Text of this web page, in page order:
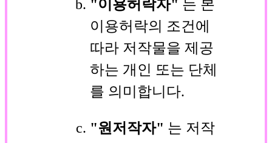
"이용허락자" 는 본
이용허락의 조건에
따라 저작물을 제공
하는 개인 또는 단체
를 의미합니다.
"원저작자" 는 저작